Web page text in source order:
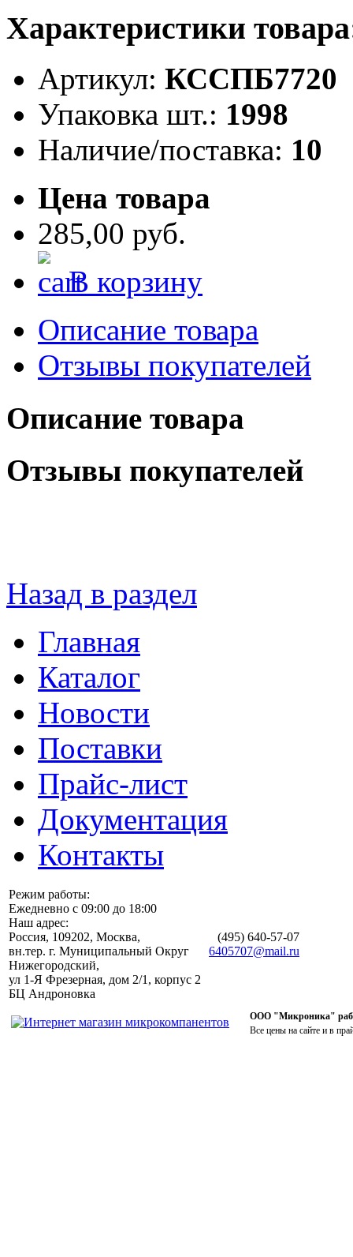
Характеристики
Артикул: КССПБ7720
Упаковка шт.: 1998
Наличие/поставка: 10
Цена товара
285,00 руб.
В корзину
Описание товара
Отзывы покупателей
Описание товара
Отзывы покупателей
Назад в раздел
Главная
Каталог
Новости
Поставки
Прайс-лист
Документация
Контакты
Режим работы:
Ежедневно с 09:00 до 18:00
Наш адрес:
Россия, 109202, Москва,
вн.тер. г. Муниципальный Округ
Нижегородский,
ул 1-Я Фрезерная, дом 2/1, корпус 2
БЦ Андроновка
(495) 640-57-07
6405707@mail.ru
ООО "Микроника"
Все цены на сайте и в